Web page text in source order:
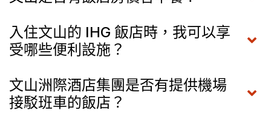
入住文山的 IHG 飯店時，我可以享
受哪些便利設施？
文山洲際酒店集團是否有提供機場
接駁班車的飯店？